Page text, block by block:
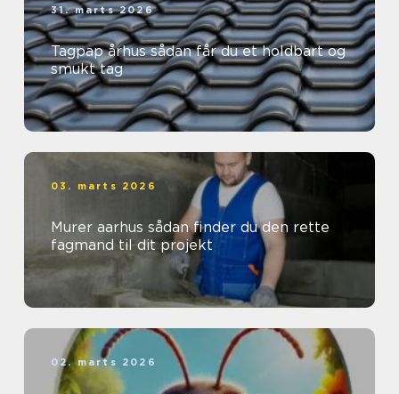
31. marts 2026
Tagpap århus sådan får du et holdbart og
smukt tag
03. marts 2026
Murer aarhus sådan finder du den rette
fagmand til dit projekt
02. marts 2026